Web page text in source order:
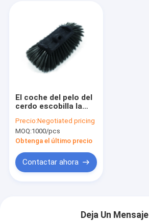
El coche del pelo del
cerdo escobilla la
los 34cm Eco PBT PP
Precio:Negotiated pricing
MOQ:1000/pcs
Obtenga el último precio
Contactar ahora
Deja Un Mensaje